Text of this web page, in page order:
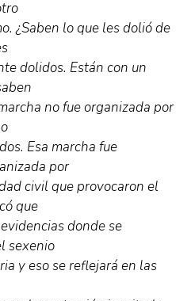
¿Saben lo que les dolió de
dolidos. Están con un
no fue organizada por
Esa marcha fue
por
civil que provocaron el
que
donde se
sexenio
y eso se reflejará en las